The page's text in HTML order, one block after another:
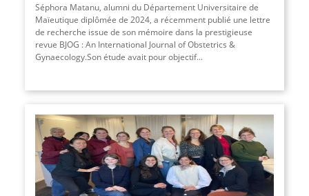
Séphora Matanu, alumni du Département Universitaire de
Maïeutique diplômée de 2024, a récemment publié une lettre
de recherche issue de son mémoire dans la prestigieuse
revue BJOG : An International Journal of Obstetrics &
Gynaecology.Son étude avait pour objectif...